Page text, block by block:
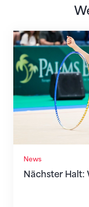
News
Nächster
Nächster Halt: